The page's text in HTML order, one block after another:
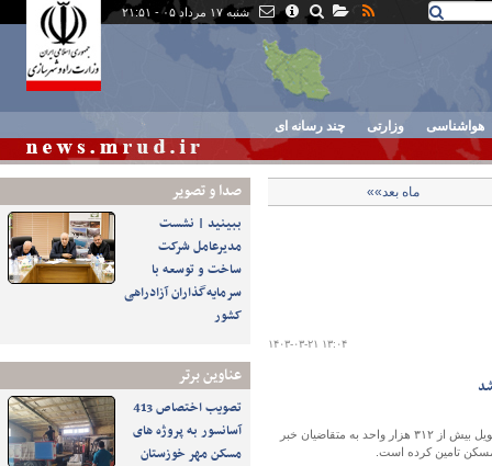
شنبه ۱۷ مرداد ۰۵ - ۲۱:۵۱
هواشناسی وزارتی چند رسانه ای
صدا و تصوير
ببینید | نشست
مدیرعامل شرکت
ساخت و توسعه با
سرمایه‌گذاران آزادراهی
کشور
عناوین برتر
تصویب اختصاص 413
آسانسور به پروژه های
مسکن مهر خوزستان
ماه بعد»»
۱۴۰۳-۰۳-۲۱ ۱۳:۰۴
رییس بنیاد مسکن انقلاب اسلامی از فرآیند ساخت ۸۱۶ هزار و ۹۸۷ واحد مسکونی شهری و روستایی در کشور و تحویل بیش از ۳۱۲ هزار واحد به متقاضیان خبر